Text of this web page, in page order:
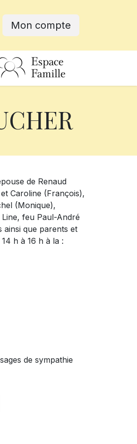
Mon compte
de Renaud
Caroline (François),
(Monique),
feu Paul-André
que parents et
h à 16 h à la :
de sympathie